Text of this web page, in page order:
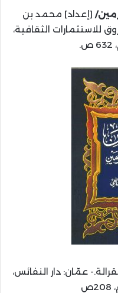
[إعداد] محمد بن
للاستثمارات الثقافية،
عمّان: دار النفائس،